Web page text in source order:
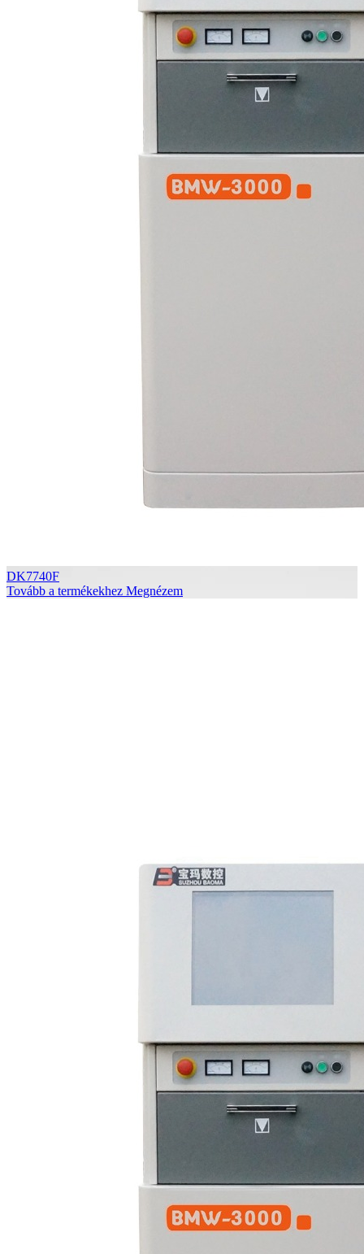
DK7740F
Tovább a termékekhez Megnézem